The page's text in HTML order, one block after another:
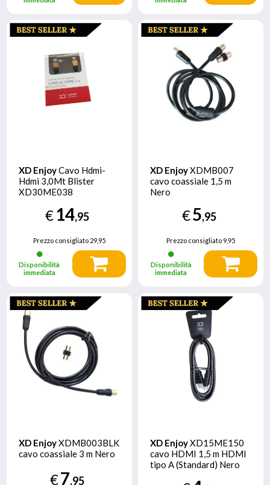
XD EnjoyCavo Hdmi-
Hdmi 3,0Mt Blister
XD30ME038
€14,95
Prezzo consigliato29,95
Disponibilità
immediata
XD EnjoyXDMB007
cavo coassiale 1,5 m
Nero
€5,95
Prezzo consigliato 9,95
Disponibilità
immediata
XD EnjoyXDMB003BLK
cavo coassiale 3 m Nero
€7,95
XD EnjoyXD15ME150
cavo HDMI 1,5 m HDMI
tipo A (Standard) Nero